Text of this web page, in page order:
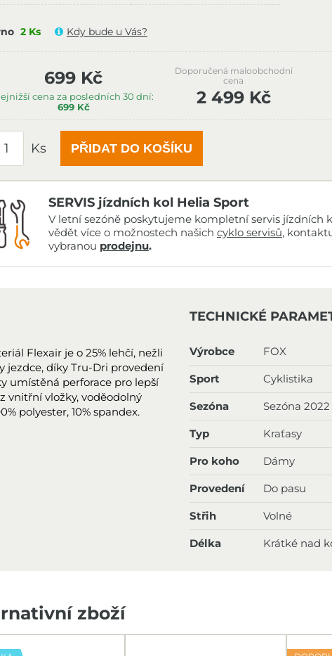
2 Ks Kdy bude u Vás?
699 Kč
cena za posledních 30 dní:
699 Kč
Doporučená maloobchodní
cena
2 499 Kč
Ks PŘIDAT DO KOŠÍKU
SERVIS jízdních kol Helia Sport
V letní sezóně poskytujeme kompletní servis jízdních
vědět více o možnostech našich cyklo servisů,
vybranou prodejnu.
Flexair je o 25% lehčí, nežli
jezdce, díky Tru-Dri provedení
umístěná perforace pro lepší
vnitřní vložky, voděodolný
polyester, 10% spandex.
TECHNICKÉ
Výrobce FOX
Sport Cyklistika
Sezóna Sezóna 2022
Typ Kraťasy
Pro koho Dámy
Provedení Do pasu
Střih Volné
Délka Krátké nad
zboží